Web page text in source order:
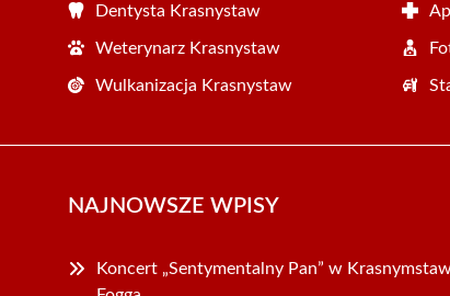
Dentysta Krasnystaw
Weterynarz Krasnystaw
Wulkanizacja Krasnystaw
NAJNOWSZE WPISY
Koncert „Sentymentalny Pan” w